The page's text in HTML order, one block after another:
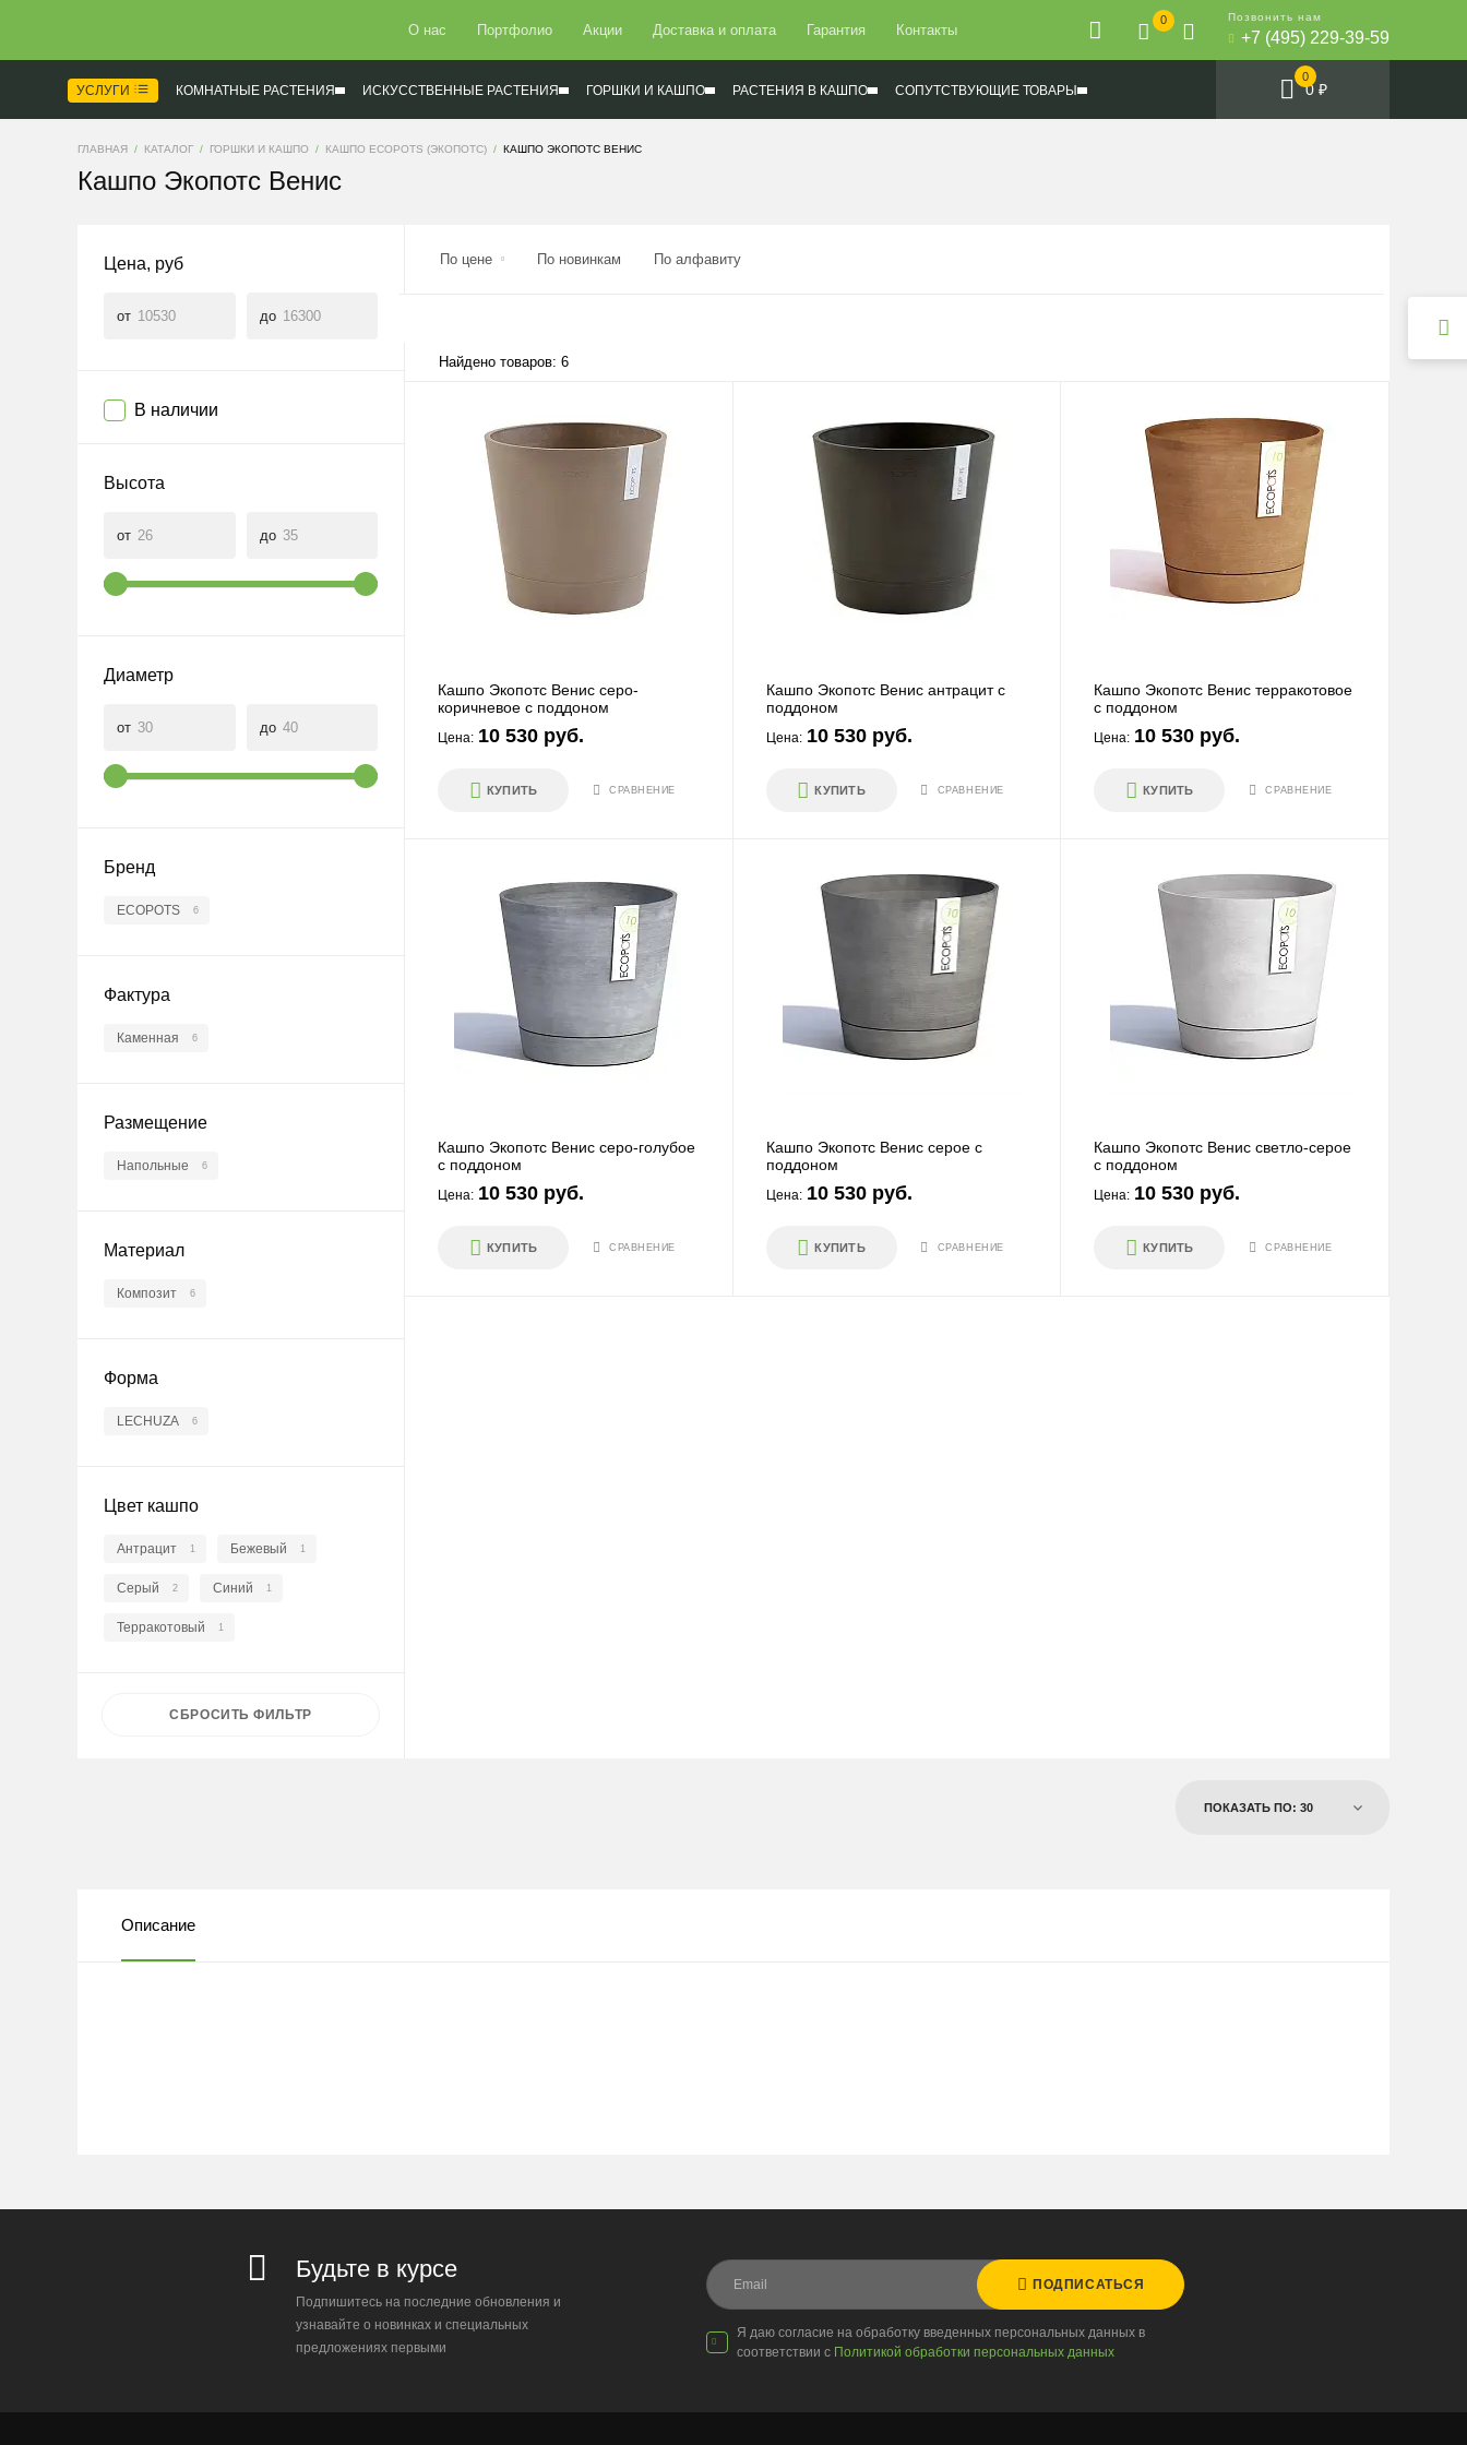
О нас Портфолио Акции Доставка и оплата Гарантия Контакты
0 Позвонить нам
+7 (495) 229-39-59
УСЛУГИ КОМНАТНЫЕ РАСТЕНИЯ ИСКУССТВЕННЫЕ РАСТЕНИЯ ГОРШКИ И КАШПО РАСТЕНИЯ В КАШПО СОПУТСТВУЮЩИЕ ТОВАРЫ
0
0 ₽
ГЛАВНАЯ КАТАЛОГ ГОРШКИ И КАШПО КАШПО ECOPOTS (ЭКОПОТС) КАШПО ЭКОПОТС ВЕНИС
Кашпо Экопотс Венис
Цена, руб
от до
В наличии
Высота
от до
Диаметр
от до
Бренд
ECOPOTS 6
Фактура
Каменная 6
Размещение
Напольные 6
Материал
Композит 6
Форма
LECHUZA 6
Цвет кашпо
Антрацит 1 Бежевый 1
Серый 2 Синий 1
Терракотовый 1
СБРОСИТЬФИЛЬТР
По цене По новинкам По алфавиту
Найдено товаров: 6
Кашпо Экопотс Венис серо-
коричневое с поддоном
Цена: 10 530 руб.
КУПИТЬ СРАВНЕНИЕ
Кашпо Экопотс Венис антрацит с
поддоном
Цена: 10 530 руб.
КУПИТЬ СРАВНЕНИЕ
Кашпо Экопотс Венис терракотовое
с поддоном
Цена: 10 530 руб.
КУПИТЬ СРАВНЕНИЕ
Кашпо Экопотс Венис серо-голубое
с поддоном
Цена: 10 530 руб.
КУПИТЬ СРАВНЕНИЕ
Кашпо Экопотс Венис серое с
поддоном
Цена: 10 530 руб.
КУПИТЬ СРАВНЕНИЕ
Кашпо Экопотс Венис светло-серое
с поддоном
Цена: 10 530 руб.
КУПИТЬ СРАВНЕНИЕ
ПОКАЗАТЬ ПО: 30
Описание
Будьте в курсе
Подпишитесь на последние обновления и
узнавайте о новинках и специальных
предложениях первыми
ПОДПИСАТЬСЯ
Я даю согласие на обработку введенных персональных данных в
соответствии с Политикой обработки персональных данных